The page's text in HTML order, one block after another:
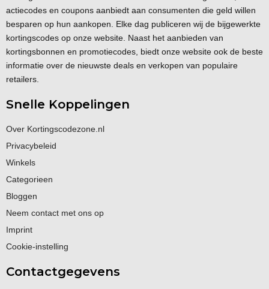
actiecodes en coupons aanbiedt aan consumenten die geld willen
besparen op hun aankopen. Elke dag publiceren wij de bijgewerkte
kortingscodes op onze website. Naast het aanbieden van
kortingsbonnen en promotiecodes, biedt onze website ook de beste
informatie over de nieuwste deals en verkopen van populaire
retailers.
Snelle Koppelingen
Over Kortingscodezone.nl
Privacybeleid
Winkels
Categorieen
Bloggen
Neem contact met ons op
Imprint
Cookie-instelling
Contactgegevens